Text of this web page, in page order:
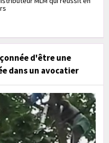
d'être une
dans un avocatier